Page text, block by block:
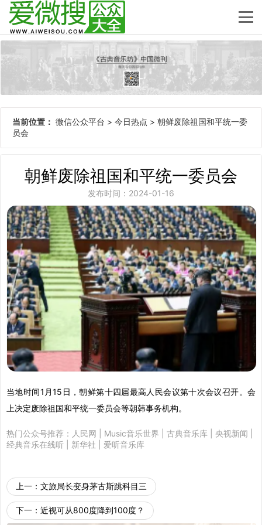
当前位置： 微信公众平台 > 今日热点 > 朝鲜废除祖国和平统一委
员会
朝鲜废除祖国和平统一委员会
发布时间：2024-01-16
当地时间1月15日，朝鲜第十四届最高人民会议第十次会议召开。会
上决定废除祖国和平统一委员会等朝韩事务机构。
热门公众号推荐： 人民网 Music音乐世界 古典音乐库 央视新闻
经典音乐在线听
新华社 爱听音乐库
上一： 文旅局长变身茅古斯跳科目三
下一： 近视可从800度降到100度？